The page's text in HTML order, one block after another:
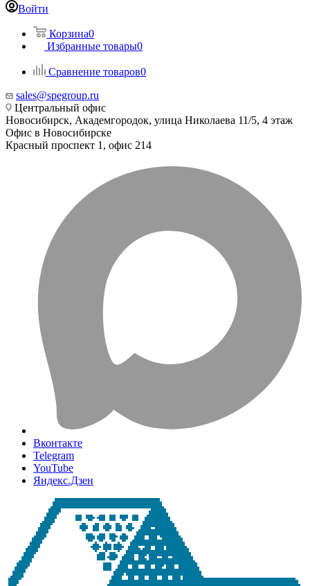
Войти
Корзина0
Избранные товары0
Сравнение товаров0
sales@spegroup.ru
Центральный офис
Новосибирск, Академгородок, улица Николаева 11/5, 4 этаж
Офис в Новосибирске
Красный проспект 1, офис 214
Вконтакте
Telegram
YouTube
Яндекс.Дзен